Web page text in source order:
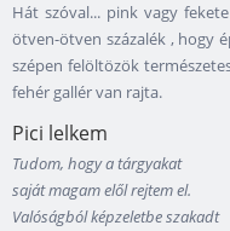
Hát szóval... pink vagy
ötven-ötven százalék , hogy
szépen felöltözök
fehér gallér van rajta.
Pici lelkem
Tudom, hogy a tárgyakat
saját magam elől rejtem el.
Valóságból képzeletbe szakadt